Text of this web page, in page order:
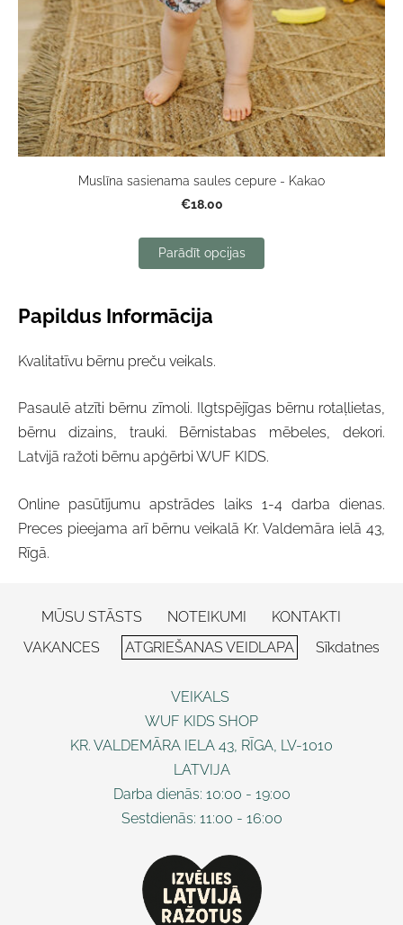
Papildus Informācija
Kvalitatīvu bērnu preču veikals.
Pasaulē atzīti bērnu zīmoli. Ilgtspējīgas bērnu rotaļlietas,
bērnu dizains, trauki. Bērnistabas mēbeles, dekori.
Latvijā ražoti bērnu apģērbi WUF KIDS.
Online pasūtījumu apstrādes laiks 1-4 darba dienas.
Preces pieejama arī bērnu veikalā Kr. Valdemāra ielā 43,
Rīgā.
Muslīna sasienama saules cepure - Kakao
€18.00
Parādīt opcijas
MŪSU STĀSTS NOTEIKUMI
KONTAKTI
VAKANCES
ATGRIEŠANAS VEIDLAPA Sīkdatnes
VEIKALS
WUF KIDS SHOP
KR. VALDEMĀRA IELA 43, RĪGA, LV-1010
LATVIJA
Darba dienās: 10:00 - 19:00
Sestdienās: 11:00 - 16:00